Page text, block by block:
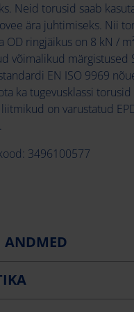
Neid torusid saab
ära juhtimiseks. Nii
OD ringjäikus on 8 kN /
võimalikud märgistused
EN ISO 9969
ka tugevusklassi
liitmikud on varustatud
3496100577
ANDMED